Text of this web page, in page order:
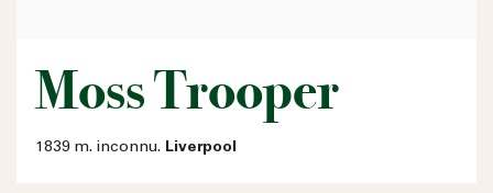
Moss Trooper
1839 m. inconnu. Liverpool